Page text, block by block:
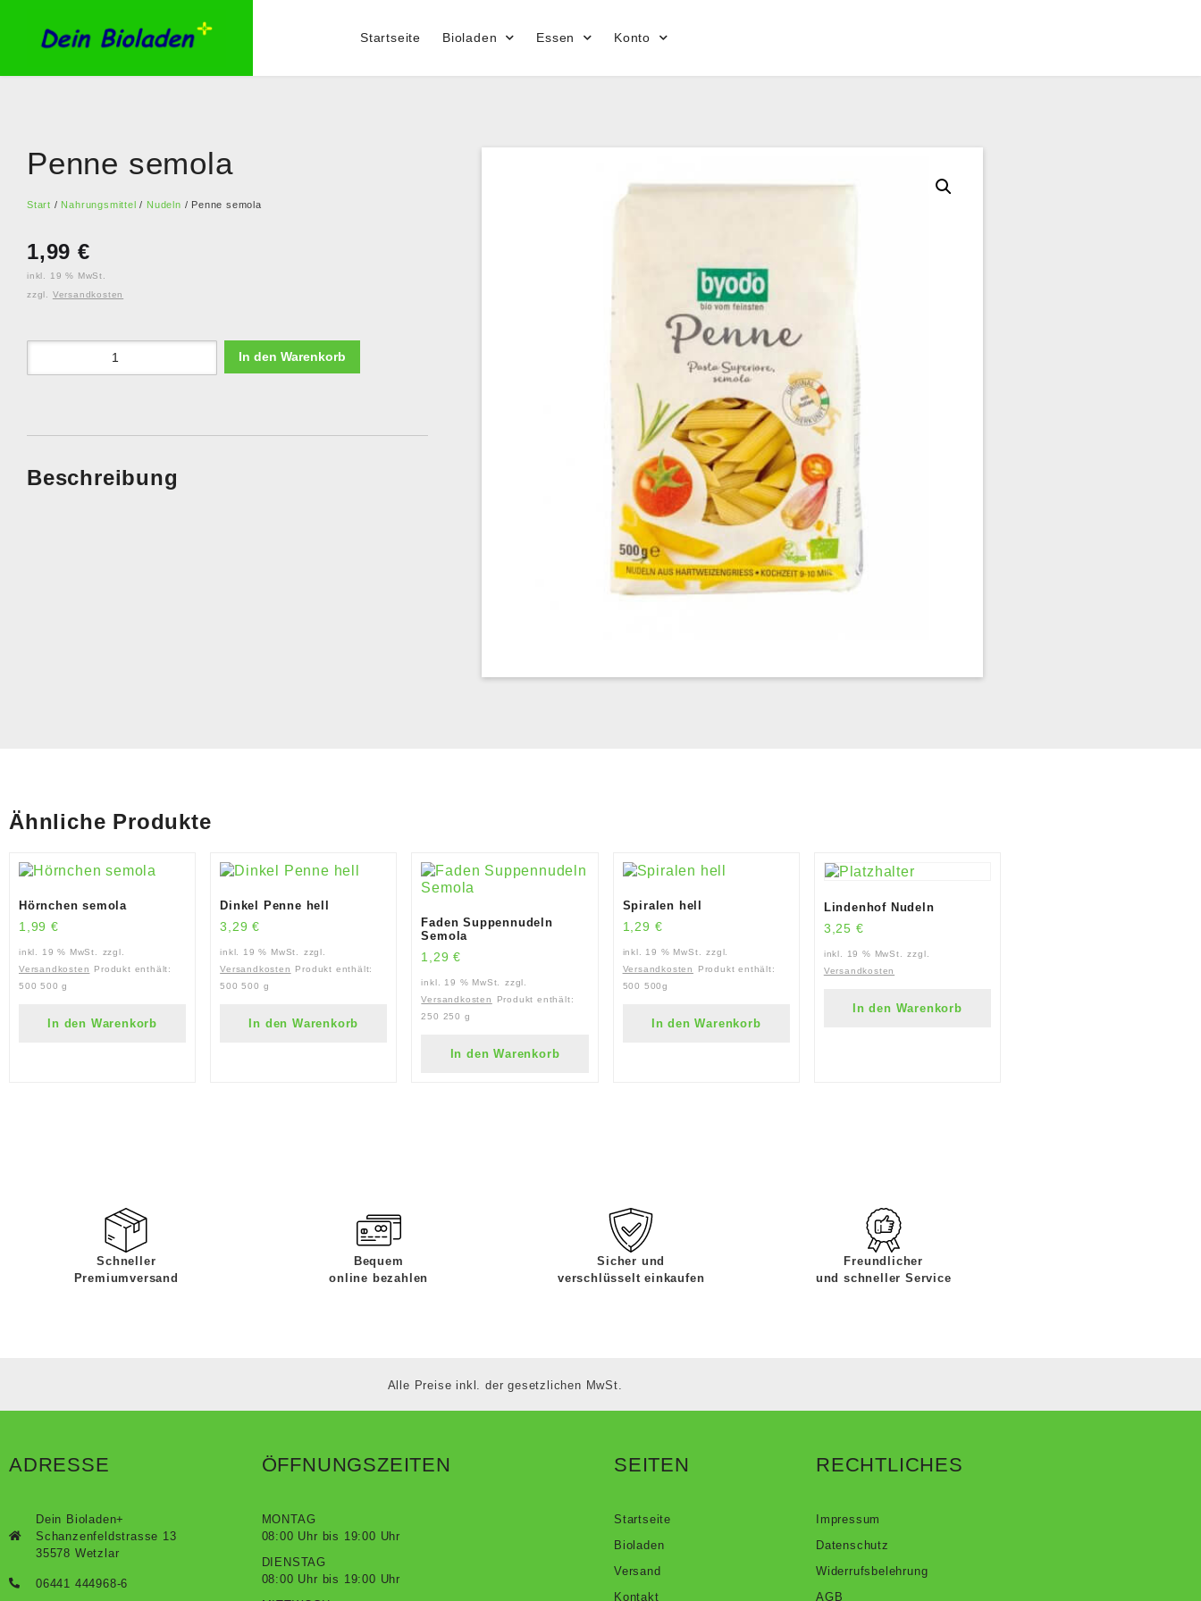
Startseite Bioladen Essen Konto
Penne semola
Start / Nahrungsmittel / Nudeln / Penne semola
1,99 €
inkl. 19 % MwSt.
zzgl. Versandkosten
In den Warenkorb
Beschreibung
Ähnliche Produkte
Hörnchen semola
1,99 €
inkl. 19 % MwSt.
zzgl.
Versandkosten
Produkt enthält:
500500 g
In den Warenkorb
Dinkel Penne hell
3,29€
inkl. 19 % MwSt.
zzgl.
Versandkosten
Produkt enthält:
500500 g
In den Warenkorb
Faden Suppennudeln
Semola
1,29€
inkl. 19 % MwSt.
zzgl.
Versandkosten
Produkt enthält:
250 250 g
In den Warenkorb
Spiralen hell
1,29 €
inkl. 19 % MwSt.
zzgl.
Versandkosten
Produkt enthält:
500 500g
In den Warenkorb
Lindenhof Nudeln
3,25 €
inkl. 19 % MwSt.
zzgl.
Versandkosten
In den Warenkorb
Schneller
Premiumversand
Bequem
online bezahlen
Sicher und
verschlüsselt einkaufen
Freundlicher
und schneller Service
Alle Preise inkl. der gesetzlichen MwSt.
ADRESSE
Dein Bioladen+
Schanzenfeldstrasse 13
35578 Wetzlar
06441 444968-6
ÖFFNUNGSZEITEN
MONTAG
08:00 Uhr bis 19:00 Uhr
DIENSTAG
08:00 Uhr bis 19:00 Uhr
SEITEN
Startseite
Bioladen
Versand
Kontakt
RECHTLICHES
Impressum
Datenschutz
Widerrufsbelehrung
AGB